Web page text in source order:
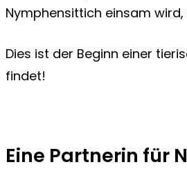
Nymphensittich einsam
Dies ist der Beginn einer
findet!
Eine Partnerin für